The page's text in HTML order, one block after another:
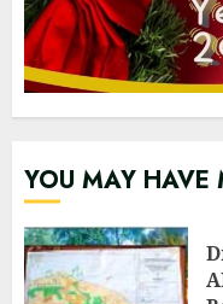
YOU MAY HAVE